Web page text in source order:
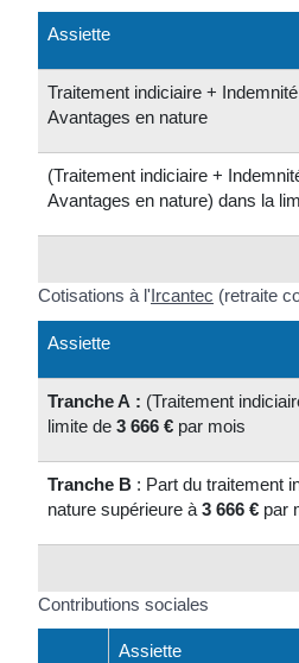
Assiette
Traitement indiciaire +
Avantages en nature
(Traitement indiciaire +
Avantages en nature) dans la
Cotisations à l'Ircantec (retraite
Assiette
Tranche A : (Traitement
limite de 3 666 € par mois
Tranche B : Part du traitement
nature supérieure à 3 666 € par
Contributions sociales
Assiette